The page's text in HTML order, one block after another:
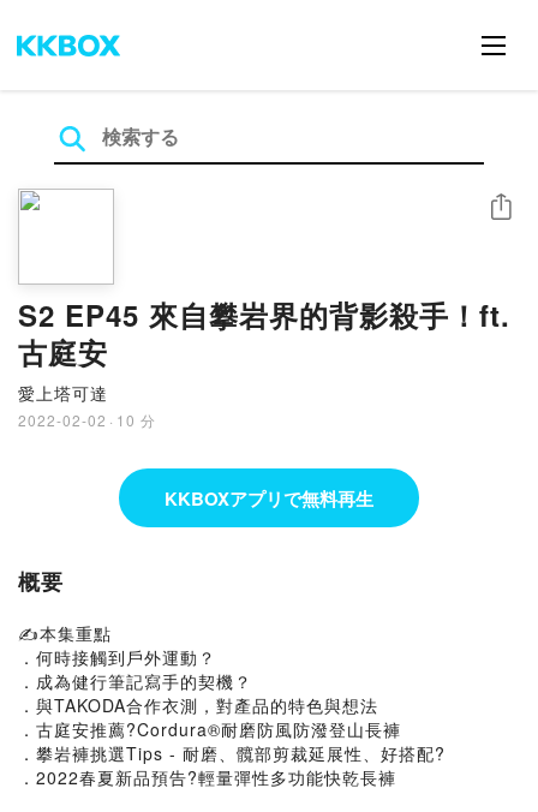
S2 EP45 來自攀岩界的背影殺手！ft.
古庭安
愛上塔可達
2022-02-02 · 10 分
シェア
KKBOXアプリで無料再生
概要
✍️本集重點
．何時接觸到戶外運動？
．成為健行筆記寫手的契機？
．與TAKODA合作衣測，對產品的特色與想法
．古庭安推薦?Cordura®耐磨防風防潑登山長褲
．攀岩褲挑選Tips - 耐磨、髖部剪裁延展性、好搭配?
．2022春夏新品預告?輕量彈性多功能快乾長褲